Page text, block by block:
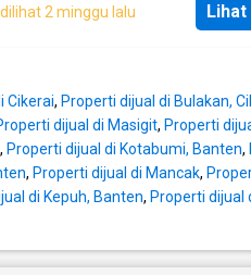
Nego2 minggu lalu Lihat
Cikerai, Properti dijual di Bulakan,
dijual di Masigit, Properti
, Properti dijual di Kotabumi, Banten,
, Properti dijual di Mancak,
di Kepuh, Banten, Properti dijual